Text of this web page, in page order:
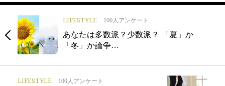
LIFESTYLE 100人アンケート
あなたは多数派？少数派？ 「夏」か
「冬」か論争…
LIFESTYLE 100人アンケート